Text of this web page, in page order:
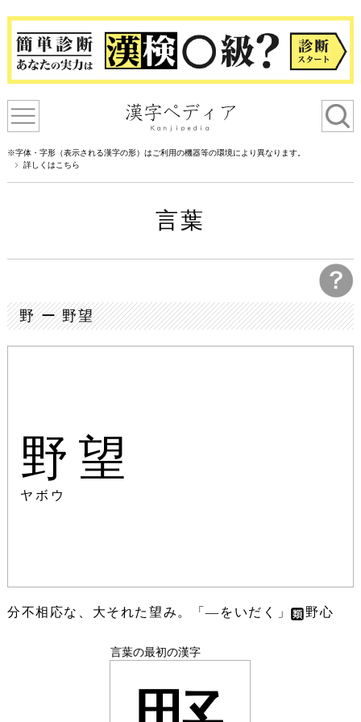
※字体・字形（表示される漢字の形）はご利用の機器等の環境により異なります。
詳しくはこちら
言葉
野 ー 野望
野望
ヤボウ
分不相応な、大それた望み。「―をいだく」 野心
言葉の最初の漢字